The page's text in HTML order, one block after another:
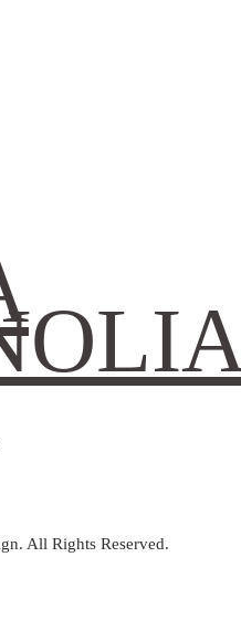
All Rights Reserved.